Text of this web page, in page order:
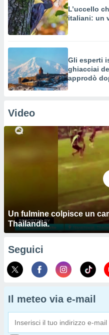
L’uccello
italiani: un
Gli esperti
ghiacciai
approdò
Video
Un fulmine colpisce un
Thailandia.
Seguici
Il meteo via e-mail